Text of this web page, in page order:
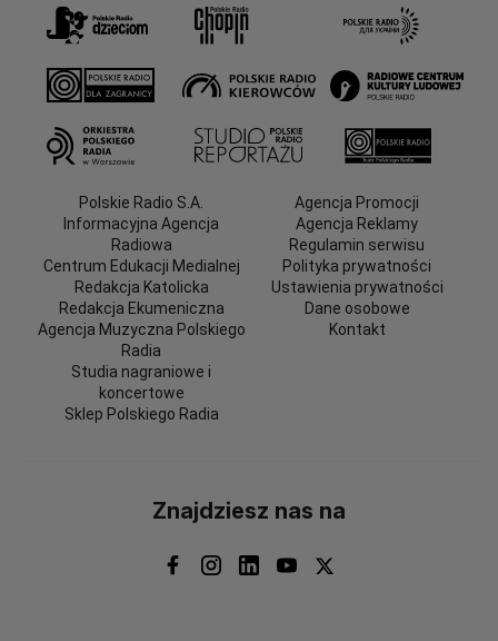
Polskie Radio S.A.
Informacyjna Agencja
Radiowa
Centrum Edukacji Medialnej
Redakcja Katolicka
Redakcja Ekumeniczna
Agencja Muzyczna Polskiego
Radia
Studia nagraniowe i
koncertowe
Sklep Polskiego Radia
Agencja Promocji
Agencja Reklamy
Regulamin serwisu
Polityka prywatności
Ustawienia prywatności
Dane osobowe
Kontakt
Znajdziesz nas na